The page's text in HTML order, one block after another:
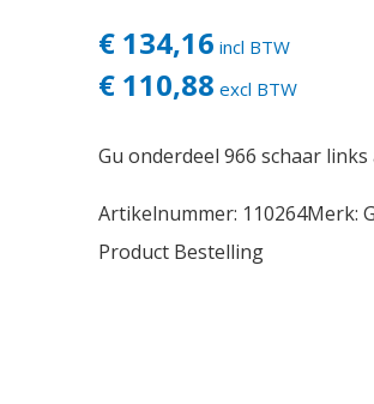
€ 134,16 incl BTW
€ 110,88 excl BTW
Gu onderdeel 966 schaar
Artikelnummer: 110264Merk:
Product Bestelling